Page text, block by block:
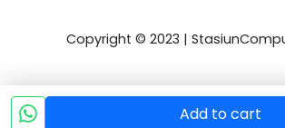
Copyright © 2023 |
Add to cart